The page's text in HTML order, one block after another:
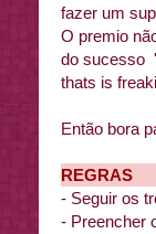
fazer um
O premio
do sucesso
thats is
Então bora
REGRAS
- Seguir os
- Preencher